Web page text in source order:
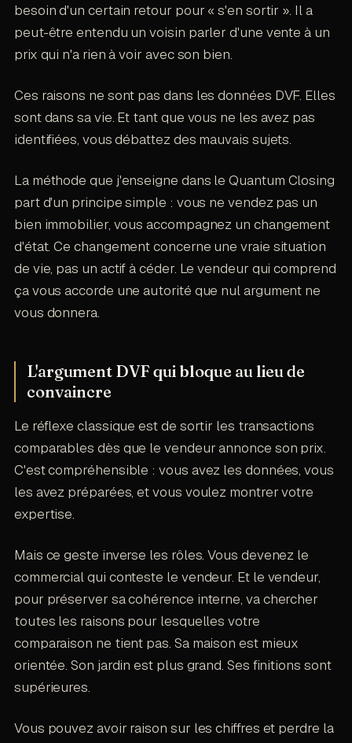
besoin d'un certain retour pour « s'en sortir ». Il a
peut-être entendu un voisin parler d'une vente à un
prix qui n'a rien à voir avec son bien.
Ces raisons ne sont pas dans les données DVF. Elles
sont dans sa vie. Et tant que vous ne les avez pas
identifiées, vous débattez des mauvais sujets.
La méthode que j'enseigne dans le Quantum Closing
part d'un principe simple : vous ne vendez pas un
bien immobilier, vous accompagnez un changement
d'état. Ce changement concerne une vraie situation
de vie, pas un actif à céder. Le vendeur qui comprend
ça vous accorde une autorité que nul argument ne
vous donnera.
L'argument DVF qui bloque au lieu de
convaincre
Le réflexe classique est de sortir les transactions
comparables dès que le vendeur annonce son prix.
C'est compréhensible : vous avez les données, vous
les avez préparées, et vous voulez montrer votre
expertise.
Mais ce geste inverse les rôles. Vous devenez le
commercial qui conteste le vendeur. Et le vendeur,
pour préserver sa cohérence interne, va chercher
toutes les raisons pour lesquelles votre
comparaison ne tient pas. Sa maison est mieux
orientée. Son jardin est plus grand. Ses finitions sont
supérieures.
Vous pouvez avoir raison sur les chiffres et perdre la